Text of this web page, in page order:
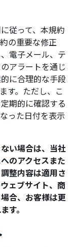
従って、本規約
の重要な修正
電子メール、テ
アラートを通じ
に合理的な手段
す。ただし、こ
期的に確認する
った日付を表示
い場合は、当社
のアクセスまた
整内容は適用さ
ェブサイト、商
合、お客様は更
す。